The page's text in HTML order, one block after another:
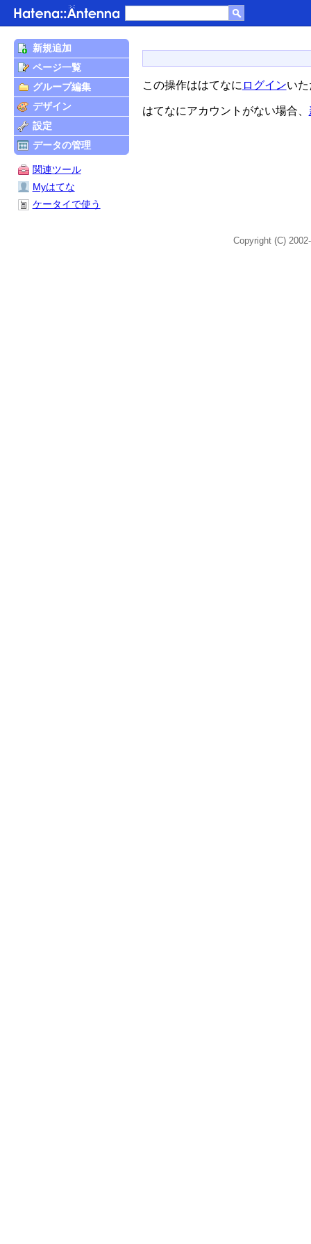
この操作ははてなに ログインい
はてなにアカウントがない場合、
新規追加
ページ一覧
グループ編集
デザイン
設定
データの管理
関連ツール
Myはてな
ケータイで使う
Copyright (C)